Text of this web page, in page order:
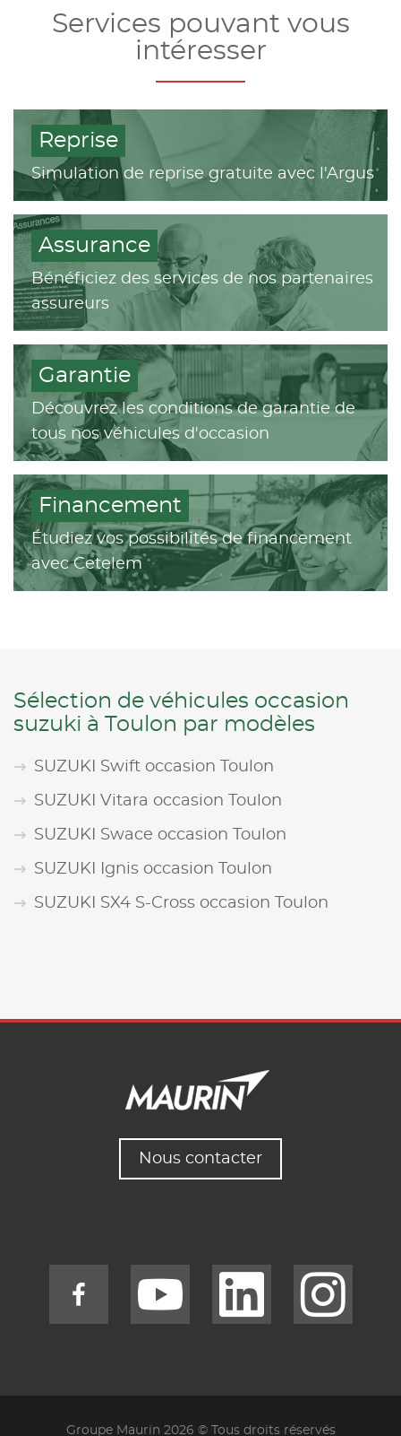
Services pouvant vous
intéresser
Reprise
Simulation de reprise gratuite avec l'Argus
Assurance
Bénéficiez des services de nos partenaires
assureurs
Garantie
Découvrez les conditions de garantie de
tous nos véhicules d'occasion
Financement
Étudiez vos possibilités de financement
avec Cetelem
Sélection de véhicules occasion
suzuki à Toulon par modèles
SUZUKI Swift occasion Toulon
SUZUKI Vitara occasion Toulon
SUZUKI Swace occasion Toulon
SUZUKI Ignis occasion Toulon
SUZUKI SX4 S-Cross occasion Toulon
Nous contacter
Groupe Maurin 2026 © Tous droits réservés